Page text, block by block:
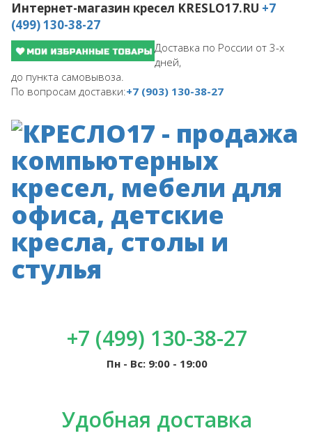
Интернет-магазин кресел KRESLO17.RU +7
(499) 130-38-27
Доставка по России от 3-х
дней,
до пункта самовывоза.
По вопросам доставки:+7 (903) 130-38-27
+7 (499) 130-38-27
Пн - Вс: 9:00 - 19:00
Удобная доставка